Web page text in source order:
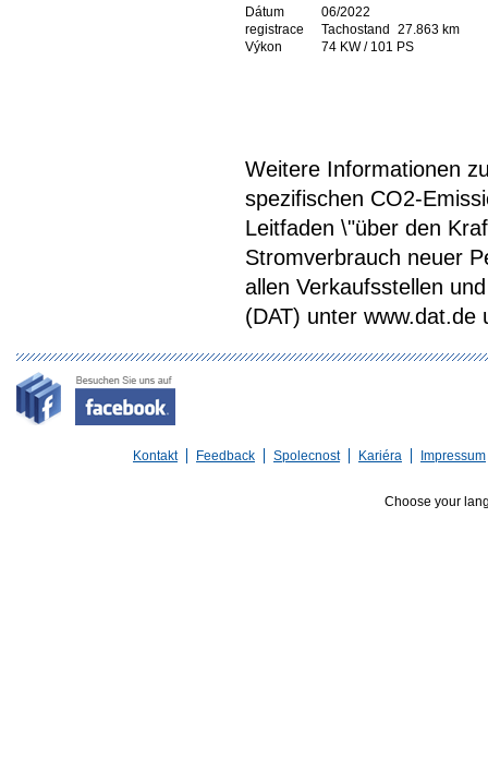
Dátum
registrace
06/2022
Tachostand
27.863 km
Výkon
74 KW / 101 PS
Weitere Informationen
spezifischen CO2-
Leitfaden \"über den
Stromverbrauch neuer
allen Verkaufsstellen
(DAT) unter www.dat.de
Kontakt Feedback Spolecnost Kariéra Impressum
Choose your